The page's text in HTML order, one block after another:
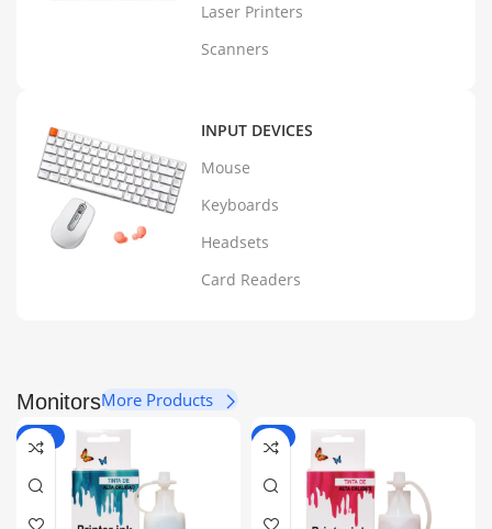
Laser Printers
Scanners
INPUT DEVICES
Mouse
Keyboards
Headsets
Card Readers
MonitorsMore Products
-14% -6%